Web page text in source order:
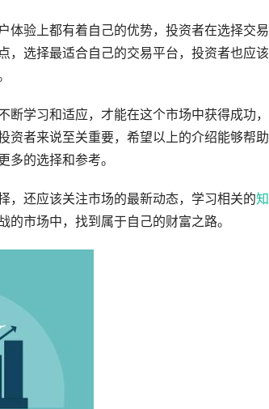
体验上都有着自己的优势，投资者在选择交
，选择最适合自己的交易平台，投资者也应
断学习和适应，才能在这个市场中获得成功
资者来说至关重要，希望以上的介绍能够帮
的选择和参考。
，还应该关注市场的最新动态，学习相关的
市场中，找到属于自己的财富之路。